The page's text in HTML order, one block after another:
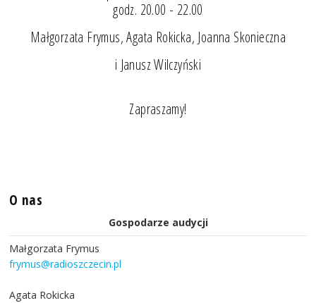
godz. 20.00 - 22.00
Małgorzata Frymus, Agata Rokicka, Joanna Skonieczna
i Janusz Wilczyński
Zapraszamy!
O nas
Gospodarze audycji
Małgorzata Frymus
frymus@radioszczecin.pl
Agata Rokicka